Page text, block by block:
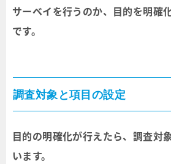
サーベイを行うのか、目的を明確
です。
調査対象と項目の設定
目的の明確化が行えたら、調査対
います。